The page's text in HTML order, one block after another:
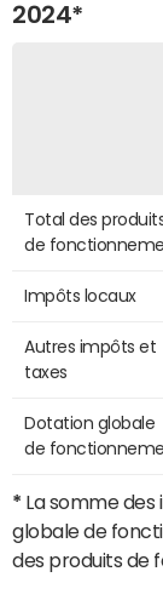
2024*
Total des
de
Impôts locaux
Autres impôts et
taxes
Dotation globale
de
* La somme
globale de
des produits de